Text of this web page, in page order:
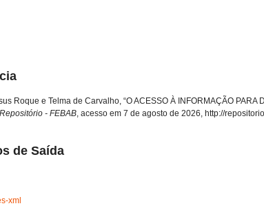
Roque e Telma de Carvalho, “O ACESSO À INFORMAÇÃO
Repositório - FEBAB, acesso em 7 de agosto de 2026, http://
de Saída
xml